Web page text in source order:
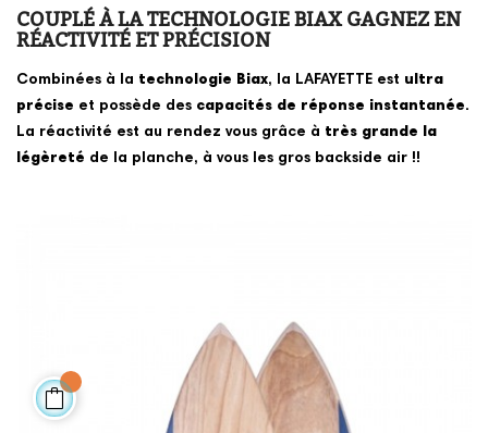
COUPLÉ À LA TECHNOLOGIE BIAX GAGNEZ EN
RÉACTIVITÉ ET PRÉCISION
Combinées à la technologie Biax, la LAFAYETTE est ultra
précise et possède des capacités de réponse instantanée.
La réactivité est au rendez vous grâce à très grande la
légèreté de la planche, à vous les gros backside air !!